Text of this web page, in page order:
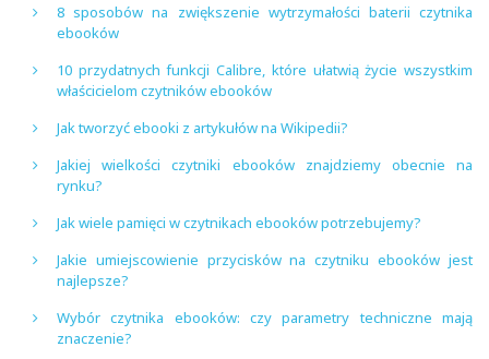
8 sposobów na zwiększenie wytrzymałości baterii czytnika
ebooków
10 przydatnych funkcji Calibre, które ułatwią życie wszystkim
właścicielom czytników ebooków
Jak tworzyć ebooki z artykułów na Wikipedii?
Jakiej wielkości czytniki ebooków znajdziemy obecnie na
rynku?
Jak wiele pamięci w czytnikach ebooków potrzebujemy?
Jakie umiejscowienie przycisków na czytniku ebooków jest
najlepsze?
Wybór czytnika ebooków: czy parametry techniczne mają
znaczenie?